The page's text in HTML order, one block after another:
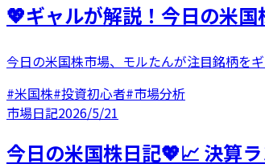
💖ギャルが解説！今日の米
今日の米国株市場、モルたんが注目銘柄を
#米国株#投資初心者#市場分析
市場日記2026/5/21
今日の米国株日記💖📈 決算